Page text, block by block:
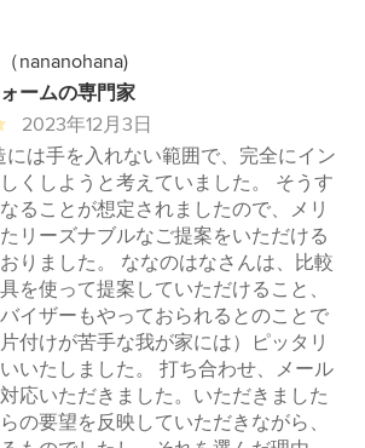
nananohana)
ームの専門家
2023年12月3日
には手を入れない範囲で、完全にイン
くしようと考えていました。 そうす
ることが想定されましたので、メリ
リーズナブルなご提案をいただける
りました。 ななのはなさんは、比較
を使って提案していただけること、
イザーもやっておられるとのことで
付けが苦手な我が家には）ピッタリ
いたしました。 打ち合わせ、メール
応いただきました。いただきました
の要望を反映していただきながら、